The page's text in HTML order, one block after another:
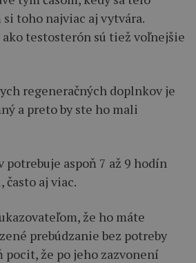
si toho najviac aj vytvára.
testosterón sú tiež voľnejšie
regeneračných doplnkov je
a preto by ste ho mali
potrebuje aspoň 7 až 9 hodín
aj viac.
že ho máte
prebúdzanie bez potreby
pocit, že po jeho zazvonení